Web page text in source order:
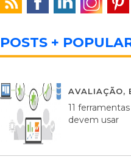
POSTS +
AVALIAÇÃO,
11
devem usar